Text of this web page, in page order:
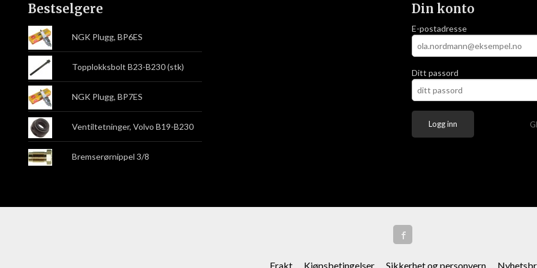
Bestselgere
NGK Plugg, BP6ES
Topplokksbolt B23-B230 (stk)
NGK Plugg, BP7ES
Ventiltetninger, Volvo B19-B230
Bremserørnippel 3/8
Din konto
E-postadresse
Ditt passord
Frakt Kjøpsbetingelser Sikkerhet og personvern